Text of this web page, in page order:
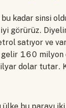
bu kadar sinsi
görürüz.
satıyor ve
gelir 160 milyon
dolar tutar.